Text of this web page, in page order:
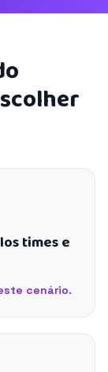
times e
cenário.